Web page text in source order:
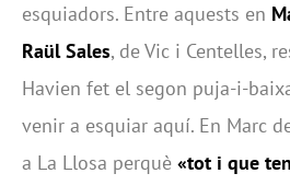
esquiadors. Entre aquests en
Raül Sales, de Vic i Centelles,
Havien fet el segon puja-i-
venir a esquiar aquí. En Marc
a La Llosa perquè «tot i que